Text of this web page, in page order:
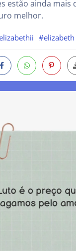
estão ainda mais
melhor.
#elizabeth